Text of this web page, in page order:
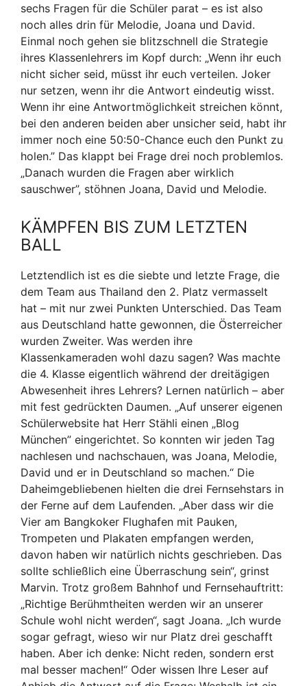
sechs Fragen für die Schüler parat – es ist also
noch alles drin für Melodie, Joana und David.
Einmal noch gehen sie blitzschnell die Strategie
ihres Klassenlehrers im Kopf durch: „Wenn ihr euch
nicht sicher seid, müsst ihr euch verteilen. Joker
nur setzen, wenn ihr die Antwort eindeutig wisst.
Wenn ihr eine Antwortmöglichkeit streichen könnt,
bei den anderen beiden aber unsicher seid, habt ihr
immer noch eine 50:50-Chance euch den Punkt zu
holen.” Das klappt bei Frage drei noch problemlos.
„Danach wurden die Fragen aber wirklich
sauschwer”, stöhnen Joana, David und Melodie.
KÄMPFEN BIS ZUM LETZTEN
BALL
Letztendlich ist es die siebte und letzte Frage, die
dem Team aus Thailand den 2. Platz vermasselt
hat – mit nur zwei Punkten Unterschied. Das Team
aus Deutschland hatte gewonnen, die Österreicher
wurden Zweiter. Was werden ihre
Klassenkameraden wohl dazu sagen? Was machte
die 4. Klasse eigentlich während der dreitägigen
Abwesenheit ihres Lehrers? Lernen natürlich – aber
mit fest gedrückten Daumen. „Auf unserer eigenen
Schülerwebsite hat Herr Stähli einen „Blog
München” eingerichtet. So konnten wir jeden Tag
nachlesen und nachschauen, was Joana, Melodie,
David und er in Deutschland so machen.“ Die
Daheimgebliebenen hielten die drei Fernsehstars in
der Ferne auf dem Laufenden. „Aber dass wir die
Vier am Bangkoker Flughafen mit Pauken,
Trompeten und Plakaten empfangen werden,
davon haben wir natürlich nichts geschrieben. Das
sollte schließlich eine Überraschung sein“, grinst
Marvin. Trotz großem Bahnhof und Fernsehauftritt:
„Richtige Berühmtheiten werden wir an unserer
Schule wohl nicht werden“, sagt Joana. „Ich wurde
sogar gefragt, wieso wir nur Platz drei geschafft
haben. Aber ich denke: Nicht reden, sondern erst
mal besser machen!“ Oder wissen Ihre Leser auf